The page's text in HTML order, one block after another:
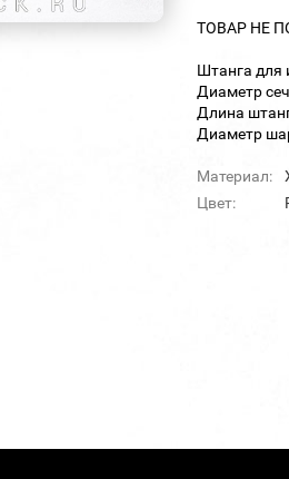
ТОВАР НЕ
Штанга для
Диаметр
Длина
Диаметр
Материал:
Цвет: